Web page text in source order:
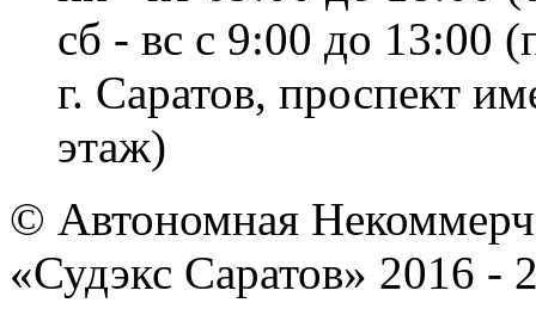
сб - вс с 9:00 до 13:00
г. Саратов, проспект
этаж)
© Автономная
«Судэкс Саратов» 2016 -